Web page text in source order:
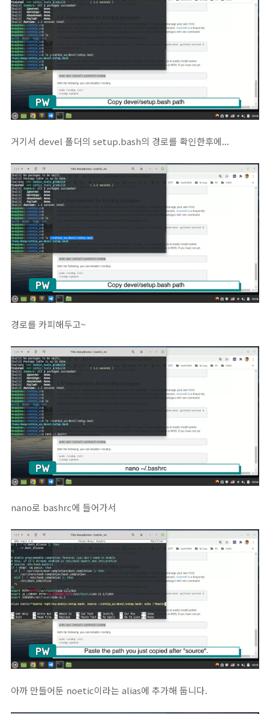
거기서 devel 폴더의 setup.bash의 경로를 확인한후에...
경로를 카피해두고~
nano로 bashrc에 들어가서
아까 만들어둔 noetic이라는 alias에 추가해 둡니다.